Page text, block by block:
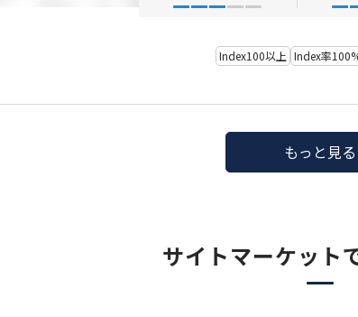
Index100以上 Index率
もっと見る
サイトマーケット